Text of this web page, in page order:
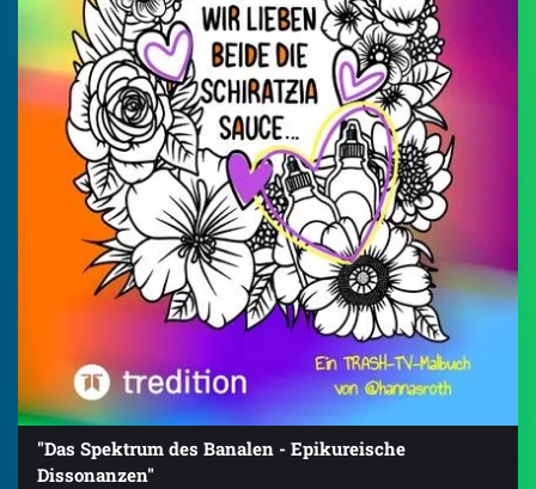
"Das Spektrum des Banalen - Epikureische
Dissonanzen"